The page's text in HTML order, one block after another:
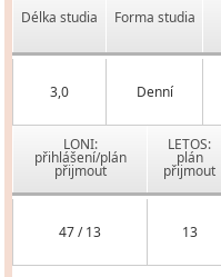
Délka studia Forma studia
3,0 Denní
LONI:
přihlášení/plán
přijmout
LETOS:
plán
přijmout
47 / 13 13